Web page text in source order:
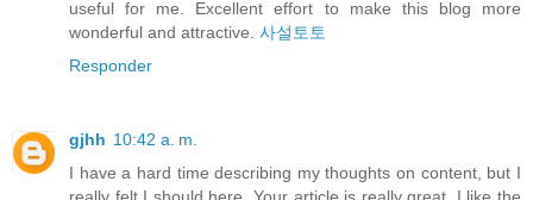
useful for me. Excellent effort to make this blog more
wonderful and attractive. 사설토토
Responder
gjhh 10:42 a. m.
I have a hard time describing my thoughts on content, but I